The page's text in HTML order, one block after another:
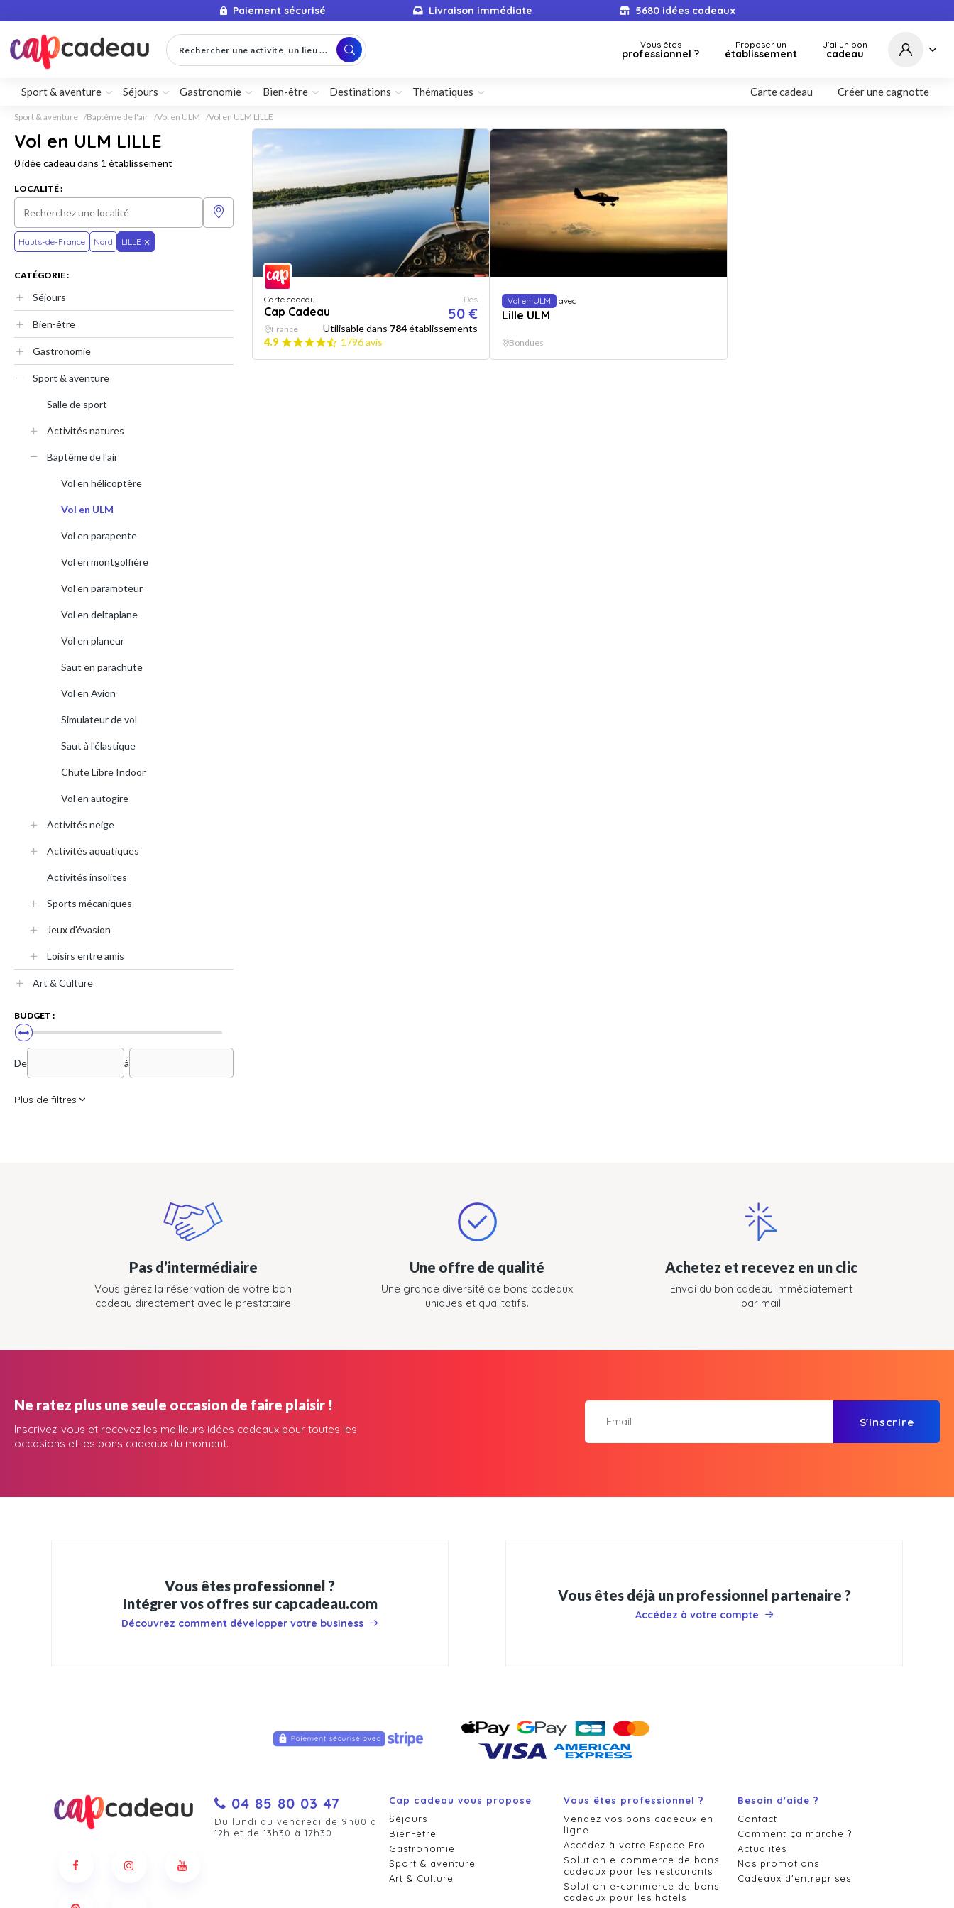
Paiement sécurisé Livraison immédiate 5680idées cadeaux
Rechercher une activité, un lieu ... Vous êtes
professionnel ?
Proposer un
établissement
J'ai un bon
cadeau
Sport & aventure Séjours Gastronomie Bien-être Destinations Thématiques Carte cadeau Créer une cagnotte
Sport & aventure Baptême de l'air Vol en ULM Vol en ULM LILLE
Vol en ULM LILLE
0 idée cadeau dans 1 établissement
LOCALITÉ :
Hauts-de-France Nord LILLE
CATÉGORIE :
Séjours
Bien-être
Gastronomie
Sport & aventure
Salle de sport
Activités natures
Baptême de l'air
Vol en hélicoptère
Vol en ULM
Vol en parapente
Vol en montgolfière
Vol en paramoteur
Vol en deltaplane
Vol en planeur
Saut en parachute
Vol en Avion
Simulateur de vol
Saut à l'élastique
Chute Libre Indoor
Vol en autogire
Activités neige
Activités aquatiques
Activités insolites
Sports mécaniques
Jeux d'évasion
Loisirs entre amis
Art & Culture
BUDGET :
De à
Plus de filtres
Carte cadeau
Cap Cadeau
Dès
50 €
France Utilisable dans 784établissements
4.9
1796 avis
Vol en ULM avec
Lille ULM
Bondues
Pas d’intermédiaire
Vous gérez la réservation de votre bon
cadeau directement avec le prestataire
Une offre de qualité
Une grande diversité de bons cadeaux
uniques et qualitatifs.
Achetez et recevez en un clic
Envoi du bon cadeau immédiatement
par mail
Ne ratez plus une seule occasion de faire plaisir !
Inscrivez-vous et recevez les meilleurs idées cadeaux pour toutes les
occasions et les bons cadeaux du moment.
S'inscrire
Vous êtes professionnel ?
Intégrer vos offres sur capcadeau.com
Découvrez comment développer votre business
Vous êtes déjà un professionnel partenaire ?
Accédez à votre compte
04 85 80 03 47
Du lundi au vendredi de 9h00 à
12h et de 13h30 à 17h30
Cap cadeau vous propose
Séjours
Bien-être
Gastronomie
Sport & aventure
Art & Culture
Vous êtes professionnel ?
Vendez vos bons cadeaux en
ligne
Accédez à votre Espace Pro
Solution e-commerce de bons
cadeaux pour les restaurants
Solution e-commerce de bons
cadeaux pour les hôtels
Besoin d'aide ?
Contact
Comment ça marche ?
Actualités
Nos promotions
Cadeaux d'entreprises